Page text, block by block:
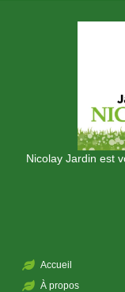
Nicolay Jardin est
Accueil
À propos